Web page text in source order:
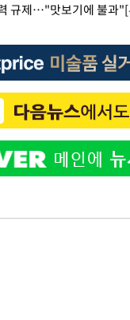
규제…"맛보기에 불과